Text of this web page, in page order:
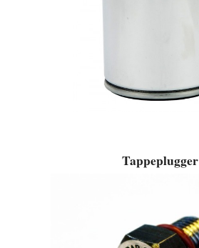
Tappeplugger